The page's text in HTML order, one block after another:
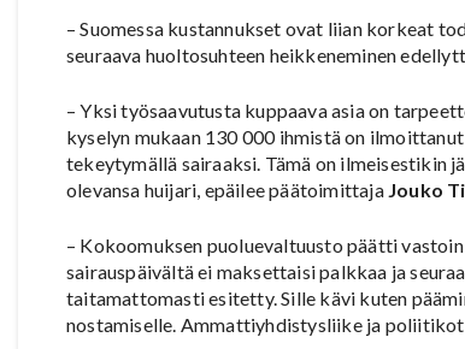
– Suomessa kustannukset ovat liian korkeat
seuraava huoltosuhteen heikkeneminen
– Yksi työsaavutusta kuppaava asia on
kyselyn mukaan 130 000 ihmistä on
tekeytymällä sairaaksi. Tämä on ilmeisestikin
olevansa huijari, epäilee päätoimittaja Jouko
– Kokoomuksen puoluevaltuusto päätti
sairauspäivältä ei maksettaisi palkkaa ja
taitamattomasti esitetty. Sille kävi kuten
nostamiselle. Ammattiyhdistysliike ja poliitikot